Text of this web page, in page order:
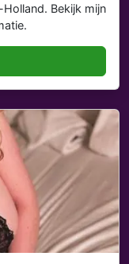
Bekijk mijn